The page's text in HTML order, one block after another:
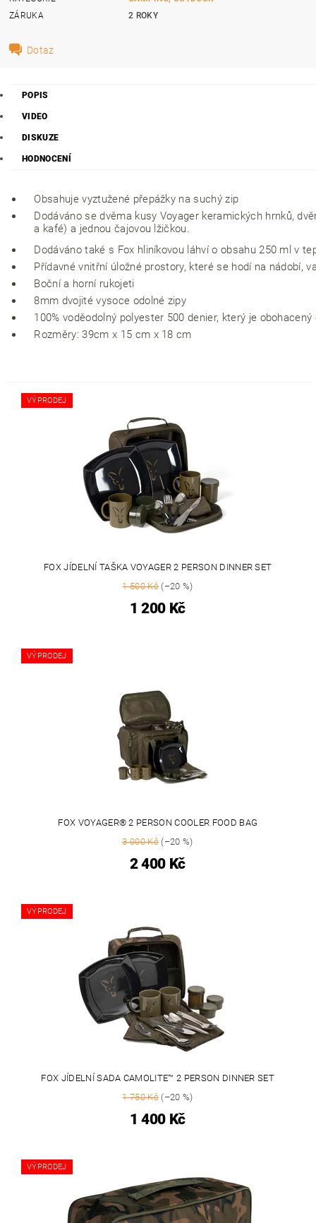
ZÁRUKA
2 ROKY
Dotaz
POPIS
VIDEO
DISKUZE
HODNOCENÍ
Obsahuje vyztužené přepážky na suchý zip
Dodáváno se dvěma kusy Voyager keramických hrnků,
a kafé) a jednou čajovou lžičkou.
Dodáváno také s Fox hliníkovou láhví o obsahu 250 ml v
Přídavné vnitřní úložné prostory, které se hodí na nádobí,
Boční a horní rukojeti
8mm dvojité vysoce odolné zipy
100% voděodolný polyester 500 denier, který je
Rozměry: 39cm x 15 cm x 18 cm
VÝPRODEJ
FOX JÍDELNÍ TAŠKA VOYAGER 2 PERSON DINNER SET
1 500 Kč (–20 %)
1 200 Kč
VÝPRODEJ
FOX VOYAGER® 2 PERSON COOLER FOOD BAG
3 000 Kč (–20 %)
2 400 Kč
VÝPRODEJ
FOX JÍDELNÍ SADA CAMOLITE™ 2 PERSON DINNER SET
1 750 Kč (–20 %)
1 400 Kč
VÝPRODEJ